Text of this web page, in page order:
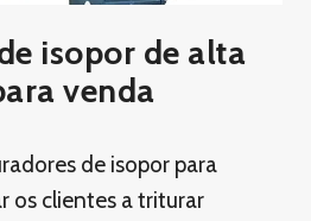
isopor de alta
venda
de isopor para
os clientes a triturar